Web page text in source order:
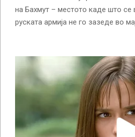
на Бахмут – местото каде што се
руската армија не го зазеде во